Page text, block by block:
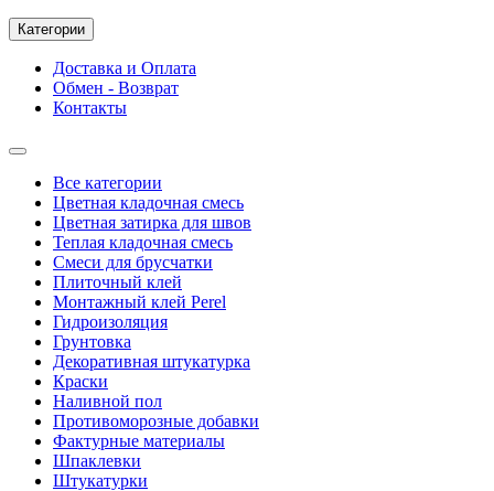
Категории
Доставка и Оплата
Обмен - Возврат
Контакты
Все категории
Цветная кладочная смесь
Цветная затирка для швов
Теплая кладочная смесь
Смеси для брусчатки
Плиточный клей
Монтажный клей Perel
Гидроизоляция
Грунтовка
Декоративная штукатурка
Краски
Наливной пол
Противоморозные добавки
Фактурные материалы
Шпаклевки
Штукатурки